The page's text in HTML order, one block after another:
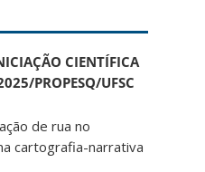
CIENTÍFICA
PROPESQ/UFSC
de rua no
cartografia-narrativa